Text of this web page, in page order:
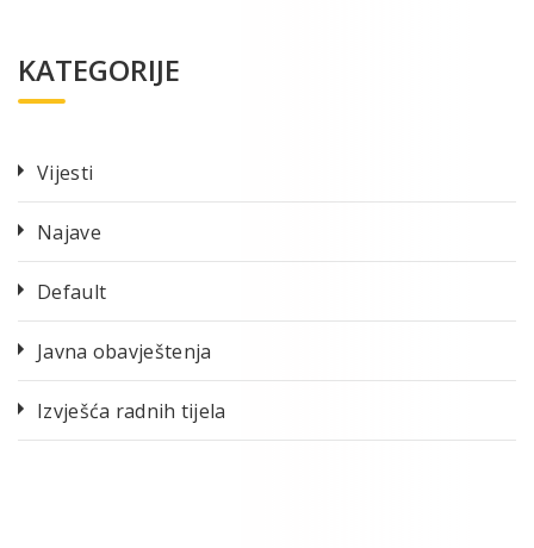
KATEGORIJE
Vijesti
Najave
Default
Javna obavještenja
Izvješća radnih tijela